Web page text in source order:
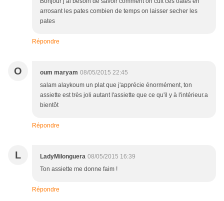
arrosant les pates combien de temps on laisser secher les
pates
Répondre
O oum maryam 08/05/2015 22:45
salam alaykoum un plat que j'apprécie énormément, ton
assiette est très joli autant l'assiette que ce qu'il y à l'intérieur.a
bientôt
Répondre
L LadyMilonguera 08/05/2015 16:39
Ton assiette me donne faim !
Répondre